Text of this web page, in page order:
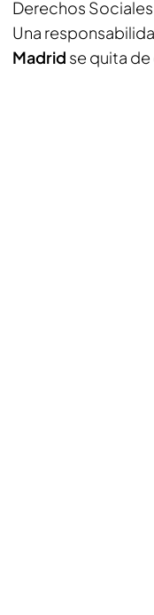
Derechos
Una
Madrid se quita